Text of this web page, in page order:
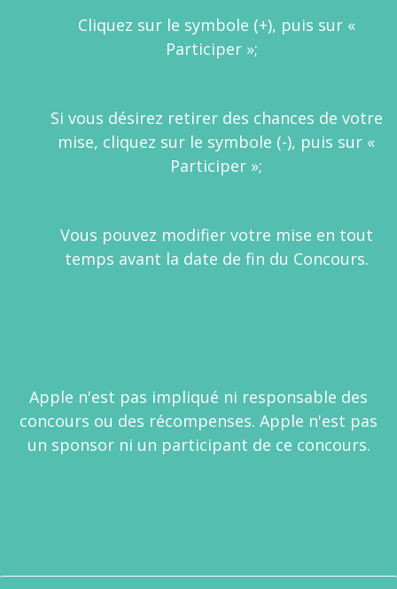
Cliquez sur le symbole (+), puis sur «
Participer »;
Si vous désirez retirer des chances de votre
mise, cliquez sur le symbole (-), puis sur «
Participer »;
Vous pouvez modifier votre mise en tout
temps avant la date de fin du Concours.
Apple n'est pas impliqué ni responsable des
concours ou des récompenses. Apple n'est pas
un sponsor ni un participant de ce concours.